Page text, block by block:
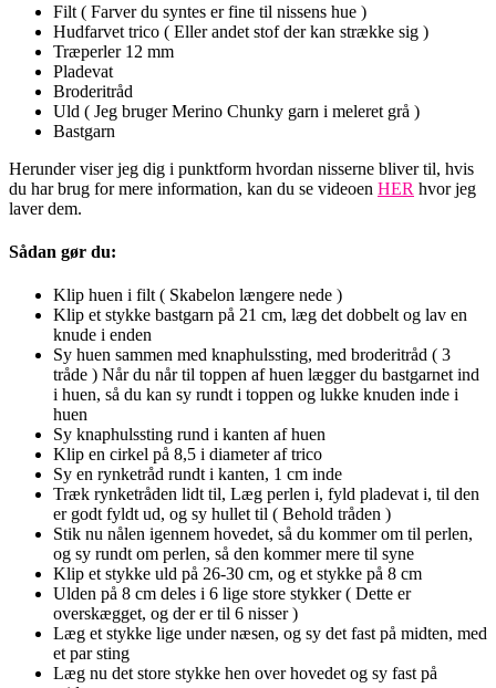
Filt ( Farver du syntes er fine til nissens hue )
Hudfarvet trico ( Eller andet stof der kan strække sig )
Træperler 12 mm
Pladevat
Broderitråd
Uld ( Jeg bruger Merino Chunky garn i meleret grå )
Bastgarn
Herunder viser jeg dig i punktform hvordan nisserne bliver til, hvis
du har brug for mere information, kan du se videoen HER hvor jeg
laver dem.
Sådan gør du:
Klip huen i filt ( Skabelon længere nede )
Klip et stykke bastgarn på 21 cm, læg det dobbelt og lav en
knude i enden
Sy huen sammen med knaphulssting, med broderitråd ( 3
tråde ) Når du når til toppen af huen lægger du bastgarnet ind
i huen, så du kan sy rundt i toppen og lukke knuden inde i
huen
Sy knaphulssting rund i kanten af huen
Klip en cirkel på 8,5 i diameter af trico
Sy en rynketråd rundt i kanten, 1 cm inde
Træk rynketråden lidt til, Læg perlen i, fyld pladevat i, til den
er godt fyldt ud, og sy hullet til ( Behold tråden )
Stik nu nålen igennem hovedet, så du kommer om til perlen,
og sy rundt om perlen, så den kommer mere til syne
Klip et stykke uld på 26-30 cm, og et stykke på 8 cm
Ulden på 8 cm deles i 6 lige store stykker ( Dette er
overskægget, og der er til 6 nisser )
Læg et stykke lige under næsen, og sy det fast på midten, med
et par sting
Læg nu det store stykke hen over hovedet og sy fast på